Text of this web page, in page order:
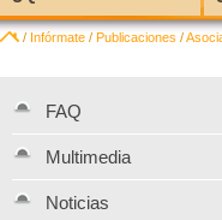
/ Infórmate / Publicaciones /
FAQ
Multimedia
Noticias